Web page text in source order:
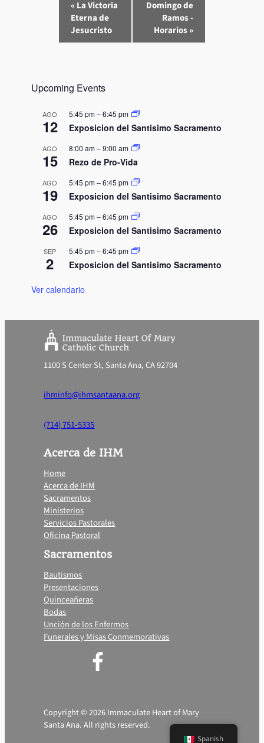
n
N
« La Victoria
Eterna de
Jesucristo
Domingo de
Ramos -
Horarios»
Upcoming Events
AGO
12
5:45 pm–6:45 pm
Exposicion del Santisimo Sacramento
AGO
15
8:00 am–9:00 am
Rezo de Pro-Vida
AGO
19
5:45 pm–6:45 pm
Exposicion del Santisimo Sacramento
AGO
26
5:45 pm–6:45 pm
Exposicion del Santisimo Sacramento
SEP
2
5:45 pm–6:45 pm
Exposicion del Santisimo Sacramento
Ver calendario
1100 S Center St, Santa Ana, CA 92704
ihminfo@ihmsantaana.org
(714) 751-5335
Acerca de IHM
Home
Acerca de IHM
Sacramentos
Ministerios
Servicios Pastorales
Oficina Pastoral
Sacramentos
Bautismos
Presentaciones
Quinceañeras
Bodas
Unción de los Enfermos
Funerales y Misas Conmemorativas
Copyright © 2026 Immaculate Heart of Mary
Santa Ana. All rights reserved.
Spanish